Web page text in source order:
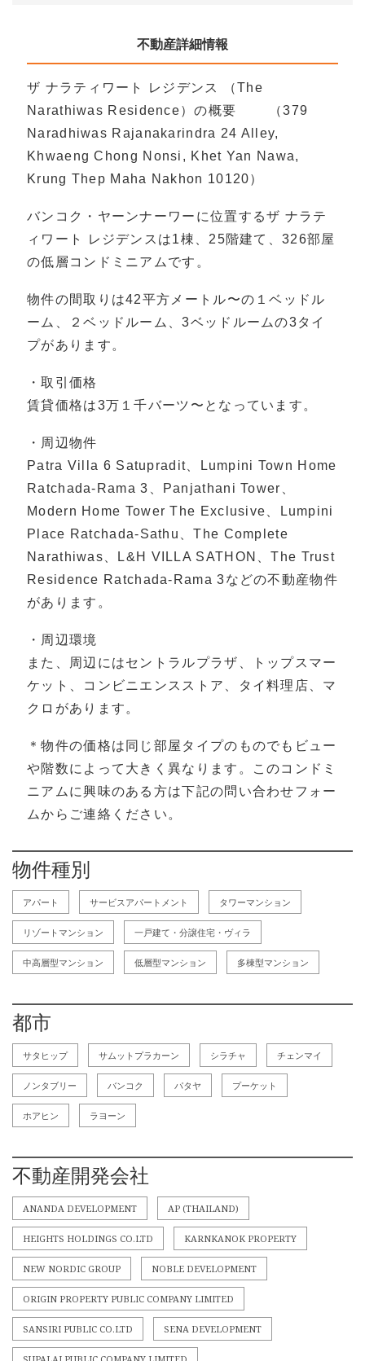
不動産詳細情報
ザ ナラティワート レジデンス （The
Narathiwas Residence）の概要 （379
Naradhiwas Rajanakarindra 24 Alley,
Khwaeng Chong Nonsi, Khet Yan Nawa,
Krung Thep Maha Nakhon 10120）
バンコク・ヤーンナーワーに位置するザ ナラテ
ィワート レジデンスは1棟、25階建て、326部屋
の低層コンドミニアムです。
物件の間取りは42平方メートル〜の１ベッドル
ーム、２ベッドルーム、3ベッドルームの3タイ
プがあります。
・取引価格
賃貸価格は3万１千バーツ〜となっています。
・周辺物件
Patra Villa 6 Satupradit、Lumpini Town Home
Ratchada-Rama 3、Panjathani Tower、
Modern Home Tower The Exclusive、Lumpini
Place Ratchada-Sathu、The Complete
Narathiwas、L&H VILLA SATHON、The Trust
Residence Ratchada-Rama 3などの不動産物件
があります。
・周辺環境
また、周辺にはセントラルプラザ、トップスマー
ケット、コンビニエンスストア、タイ料理店、マ
クロがあります。
＊物件の価格は同じ部屋タイプのものでもビュー
や階数によって大きく異なります。このコンドミ
ニアムに興味のある方は下記の問い合わせフォー
ムからご連絡ください。
物件種別
アパート サービスアパートメント タワーマンション
リゾートマンション 一戸建て・分譲住宅・ヴィラ
中高層型マンション 低層型マンション 多棟型マンション
都市
サタヒップ サムットプラカーン シラチャ チェンマイ
ノンタブリー バンコク パタヤ プーケット
ホアヒン ラヨーン
不動産開発会社
ANANDA DEVELOPMENT AP (THAILAND)
HEIGHTS HOLDINGS CO.LTD KARNKANOK PROPERTY
NEW NORDIC GROUP NOBLE DEVELOPMENT
ORIGIN PROPERTY PUBLIC COMPANY LIMITED
SANSIRI PUBLIC CO.LTD SENA DEVELOPMENT